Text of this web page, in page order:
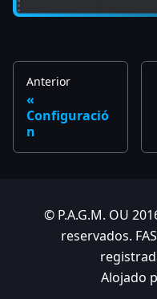
Anterior
Configuració
n
© P.A.G.M. OU
reservados.
Alojado